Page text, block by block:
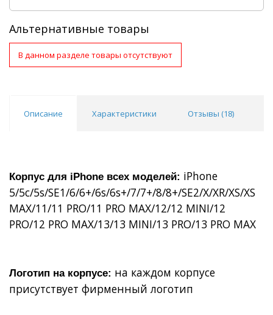
Покупка оптом от 500 ₽
Альтернативные товары
В данном разделе товары отсутствуют
Описание Характеристики Отзывы (18)
Корпус для iPhone всех моделей: iPhone
5/5c/5s/SE1/6/6+/6s/6s+/7/7+/8/8+/SE2/X/XR/XS/XS
MAX/11/11 PRO/11 PRO MAX/12/12 MINI/12
PRO/12 PRO MAX/13/13 MINI/13 PRO/13 PRO MAX
Логотип на корпусе: на каждом корпусе
присутствует фирменный логотип